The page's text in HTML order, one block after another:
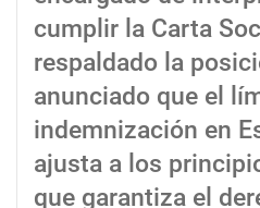
cumplir la Carta
respaldado la
anunciado que el
indemnización en
ajusta a los
que garantiza el